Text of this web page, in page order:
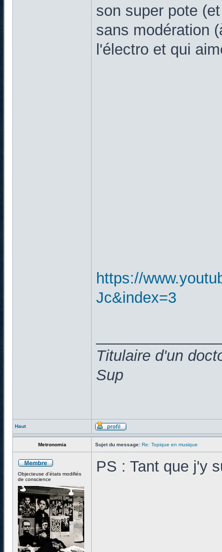
son super pote
sans modération
l'électro et qui
https://
Jc&index=3
Titulaire d'un
Sup
Haut
Metronomia Sujet du message: Re: Topique en musique
Objecteuse d'états modifiés
de conscience
PS : Tant que j'y